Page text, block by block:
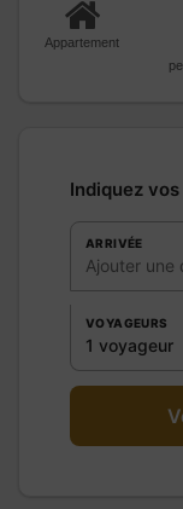
Appartement
Indiquez
ARRIVÉE
Ajouter une
VOYAGEURS
1 voyageur